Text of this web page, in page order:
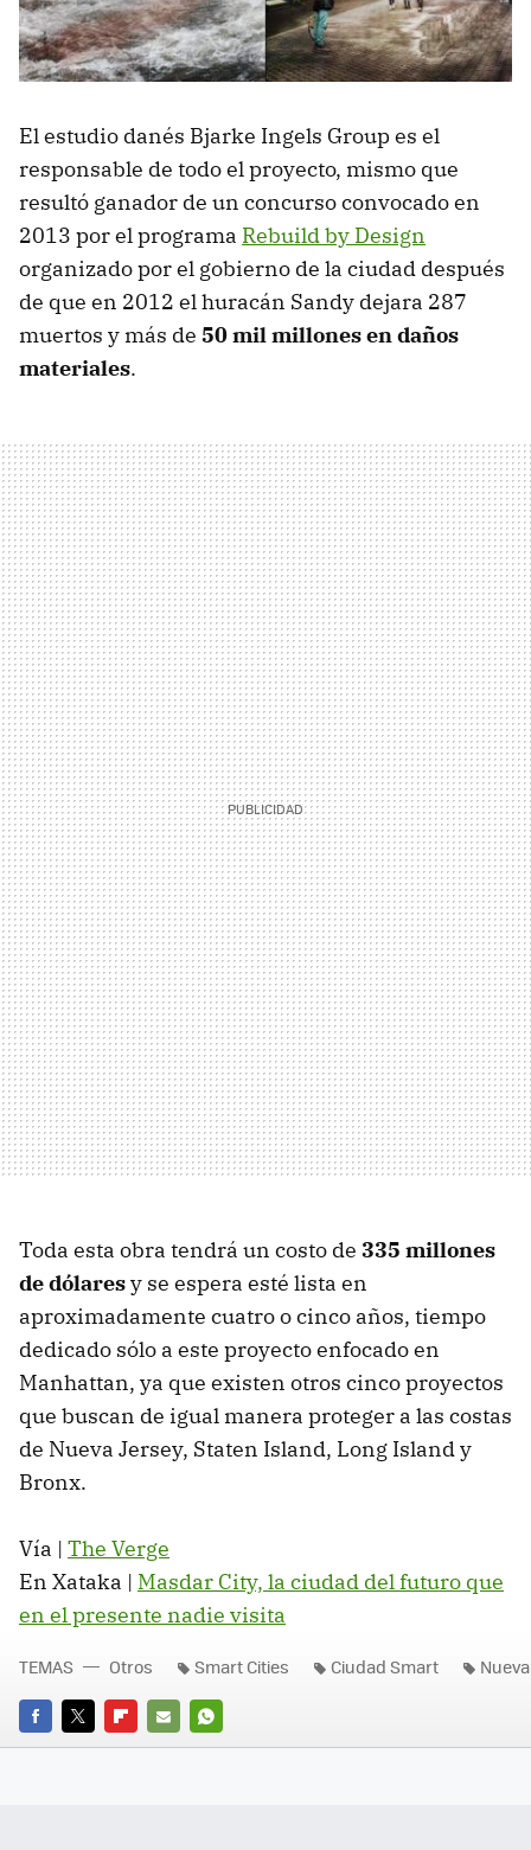
El estudio danés Bjarke Ingels Group es el
responsable de todo el proyecto, mismo que
resultó ganador de un concurso convocado en
2013 por el programa Rebuild by Design
organizado por el gobierno de la ciudad después
de que en 2012 el huracán Sandy dejara 287
muertos y más de 50 mil millones en daños
materiales.
Toda esta obra tendrá un costo de 335 millones
de dólaresy se espera esté lista en
aproximadamente cuatro o cinco años, tiempo
dedicado sólo a este proyecto enfocado en
Manhattan, ya que existen otros cinco proyectos
que buscan de igual manera proteger a las costas
de Nueva Jersey, Staten Island, Long Island y
Bronx.
Vía | The Verge
En Xataka | Masdar City, la ciudad del futuro que
en el presente nadie visita
FACEBOOK
TWITTERFLIPBOARD
E-
WHATSAPP
TEMAS Otros Smart Cities Ciudad Smart